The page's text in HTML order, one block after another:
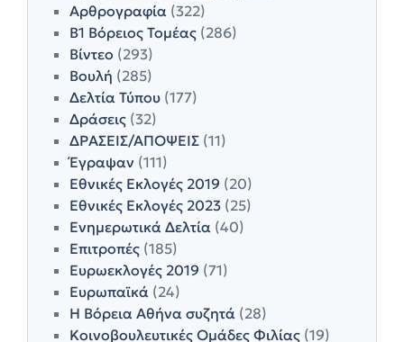
Αρθρογραφία (322)
Β1 Βόρειος Τομέας (286)
Βίντεο (293)
Βουλή (285)
Δελτία Τύπου (177)
Δράσεις (32)
ΔΡΑΣΕΙΣ/ΑΠΟΨΕΙΣ (11)
Έγραψαν (111)
Εθνικές Εκλογές 2019 (20)
Εθνικές Εκλογές 2023 (25)
Ενημερωτικά Δελτία (40)
Επιτροπές (185)
Ευρωεκλογές 2019 (71)
Ευρωπαϊκά (24)
Η Βόρεια Αθήνα συζητά (28)
Κοινοβουλευτικές Ομάδες Φιλίας (19)